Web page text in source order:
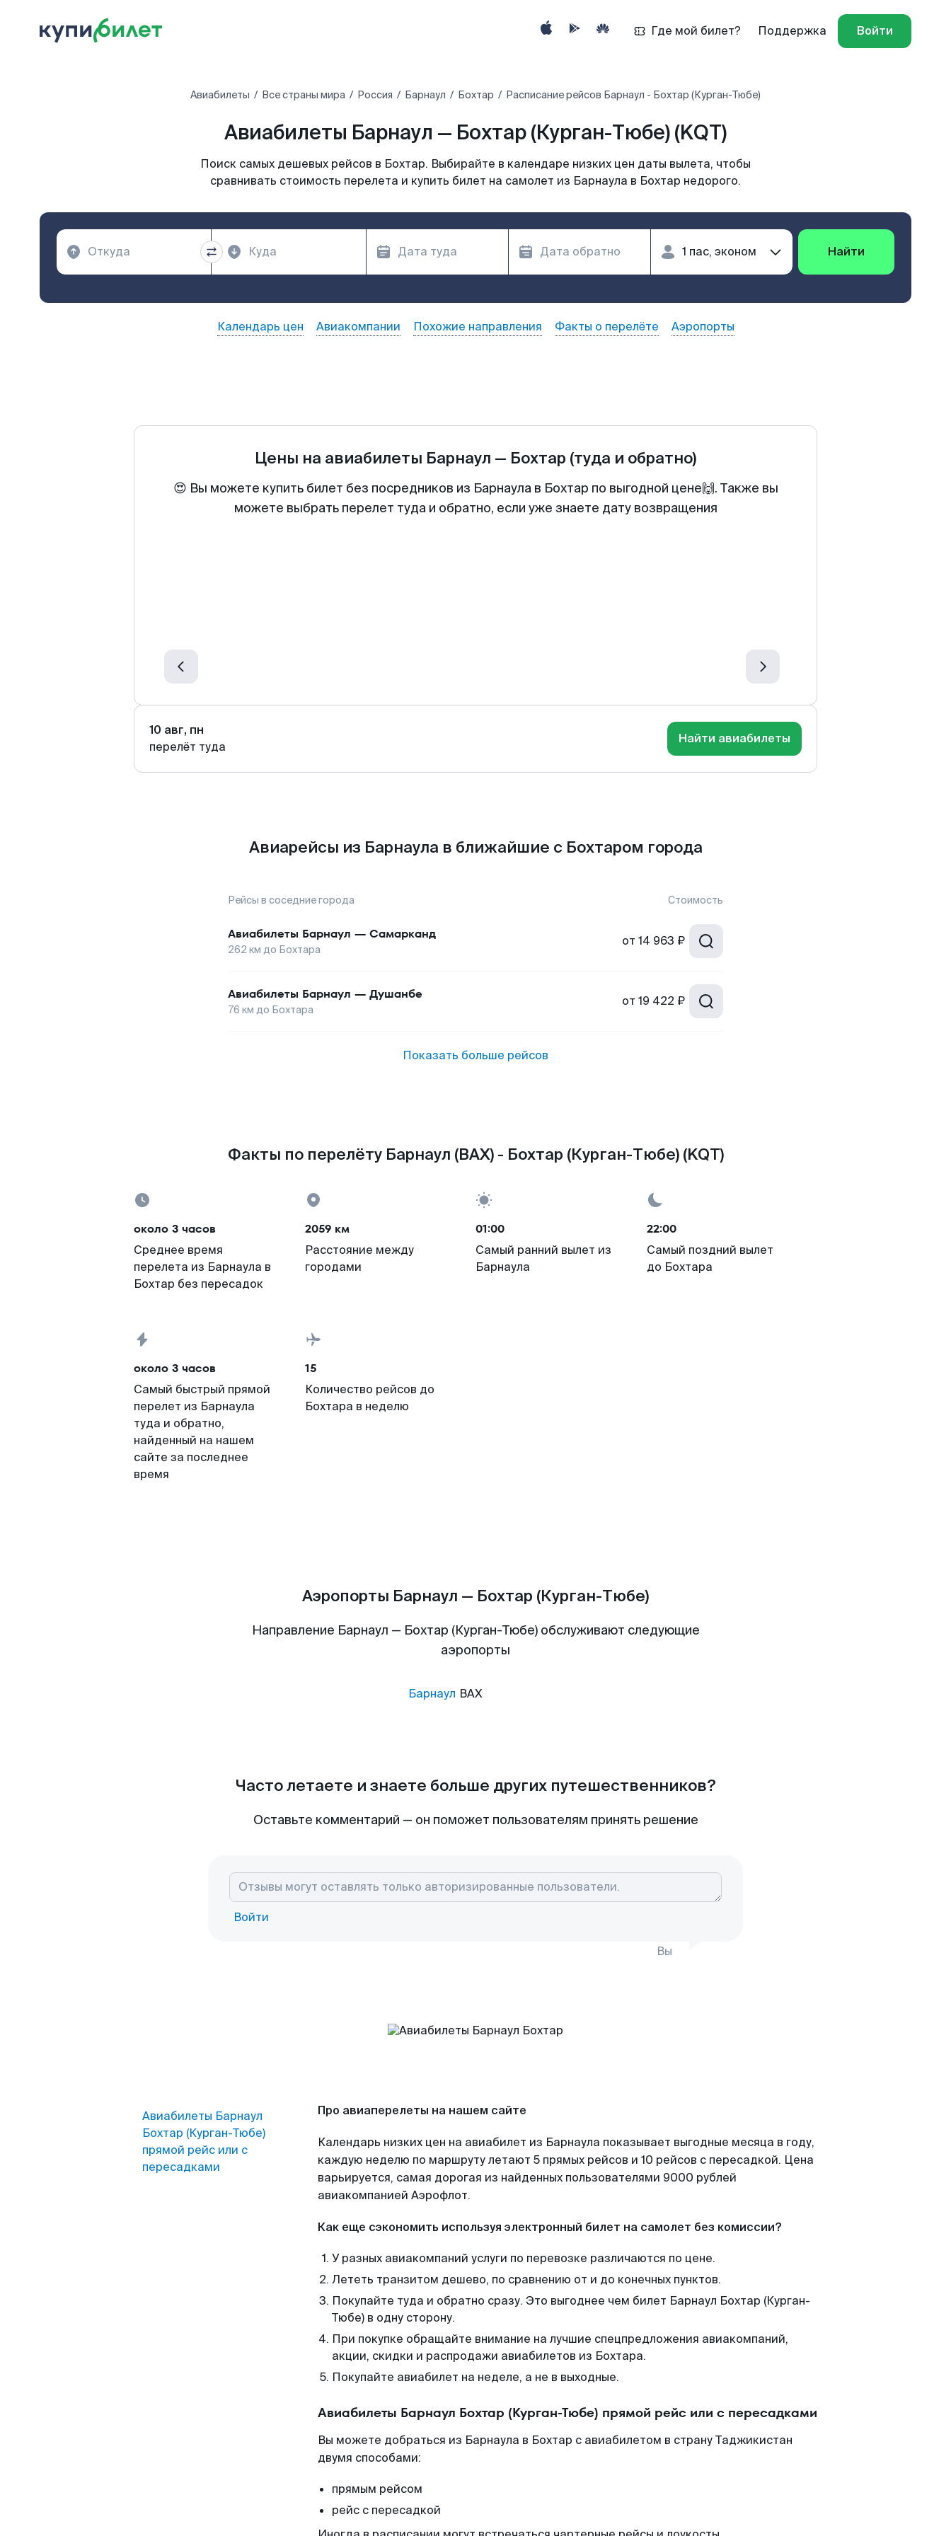
Где мой билет? Поддержка Войти
Авиабилеты Все страны мира Россия Барнаул Бохтар Расписание рейсов Барнаул - Бохтар (Курган-Тюбе)
Авиабилеты Барнаул — Бохтар (Курган-Тюбе) (KQT)
Поиск самых дешевых рейсов в Бохтар. Выбирайте в календаре низких цен даты вылета, чтобы
сравнивать стоимость перелета и купить билет на самолет из Барнаула в Бохтар недорого.
Найти
Календарь цен Авиакомпании Похожие направления Факты о перелёте Аэропорты
Цены на авиабилеты Барнаул — Бохтар (туда и обратно)
😍 Вы можете купить билет без посредников из Барнаула в Бохтар по выгодной цене🙌. Также вы
можете выбрать перелет туда и обратно, если уже знаете дату возвращения
10 авг, пн
перелёт туда
Найти авиабилеты
Авиарейсы из Барнаула в ближайшие с Бохтаром города
Рейсы в соседние города Стоимость
Авиабилеты Барнаул — Самарканд
262 км до Бохтара
от 14 963 ₽
Авиабилеты Барнаул — Душанбе
76 км до Бохтара
от 19 422 ₽
Показать больше рейсов
Факты по перелёту Барнаул (BAX) - Бохтар (Курган-Тюбе) (KQT)
около 3 часов
Среднее время
перелета из Барнаула в
Бохтар без пересадок
2059 км
Расстояние между
городами
01:00
Самый ранний вылет из
Барнаула
22:00
Самый поздний вылет
до Бохтара
около 3 часов
Самый быстрый прямой
перелет из Барнаула
туда и обратно,
найденный на нашем
сайте за последнее
время
15
Количество рейсов до
Бохтара в неделю
Аэропорты Барнаул — Бохтар (Курган-Тюбе)
Направление Барнаул — Бохтар (Курган-Тюбе) обслуживают следующие
аэропорты
Барнаул BAX
Часто летаете и знаете больше других путешественников?
Оставьте комментарий — он поможет пользователям принять решение
Войти
Вы
Авиабилеты Барнаул
Бохтар (Курган-Тюбе)
прямой рейс или с
пересадками
Про авиаперелеты на нашем сайте
Календарь низких цен на авиабилет из Барнаула показывает выгодные месяца в году,
каждую неделю по маршруту летают 5 прямых рейсов и 10 рейсов с пересадкой. Цена
варьируется, самая дорогая из найденных пользователями 9000 рублей
авиакомпанией Аэрофлот.
Как еще сэкономить используя электронный билет на самолет без комиссии?
У разных авиакомпаний услуги по перевозке различаются по цене.
Лететь транзитом дешево, по сравнению от и до конечных пунктов.
Покупайте туда и обратно сразу. Это выгоднее чем билет Барнаул Бохтар (Курган-
Тюбе) в одну сторону.
При покупке обращайте внимание на лучшие спецпредложения авиакомпаний,
акции, скидки и распродажи авиабилетов из Бохтара.
Покупайте авиабилет на неделе, а не в выходные.
Авиабилеты Барнаул Бохтар (Курган-Тюбе) прямой рейс или с пересадками
Вы можете добраться из Барнаула в Бохтар с авиабилетом в страну Таджикистан
двумя способами:
прямым рейсом
рейс с пересадкой